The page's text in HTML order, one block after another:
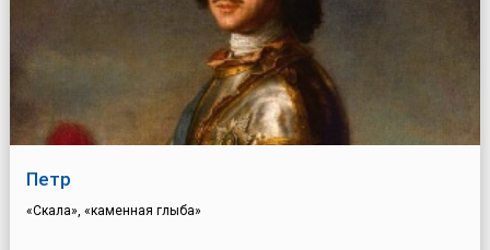
Петр
«Скала», «каменная глыба»